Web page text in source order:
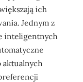
ich
Jednym z
inteligentnych
aktualnych